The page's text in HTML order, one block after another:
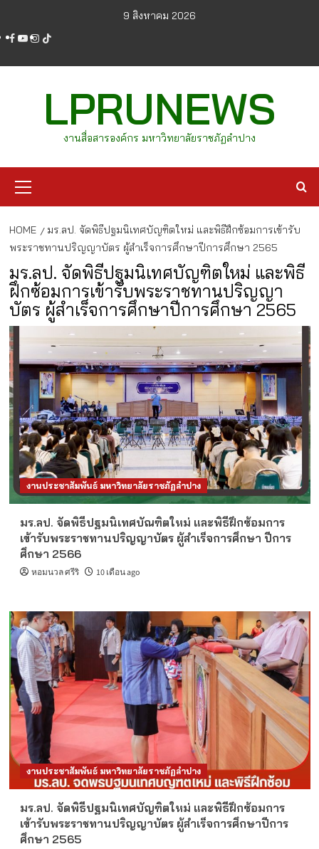
content
9 สิงหาคม 2026
facebook
youtube
instagram
tiktok
LPRUNEWS
งานสื่อสารองค์กร มหาวิทยาลัยราชภัฏลำปาง
Menu
HOME
มร.ลป. จัดพิธีปฐมนิเทศบัญฑิตใหม่ และพิธีฝึกซ้อมการเข้ารับ
พระราชทานปริญญาบัตร ผู้สำเร็จการศึกษาปีการศึกษา 2565
มร.ลป. จัดพิธีปฐมนิเทศบัญฑิตใหม่ และพิธี
ฝึกซ้อมการเข้ารับพระราชทานปริญญา
บัตร ผู้สำเร็จการศึกษาปีการศึกษา 2565
งานประชาสัมพันธ์ มหาวิทยาลัยราชภัฏลำปาง
มร.ลป. จัดพิธีปฐมนิเทศบัณฑิตใหม่ และพิธีฝึกซ้อมการ
เข้ารับพระราชทานปริญญาบัตร ผู้สำเร็จการศึกษา ปีการ
ศึกษา 2566
หอมนวล ศรีริ 10 เดือน ago
งานประชาสัมพันธ์ มหาวิทยาลัยราชภัฏลำปาง
มร.ลป. จัดพิธีปฐมนิเทศบัญฑิตใหม่ และพิธีฝึกซ้อมการ
เข้ารับพระราชทานปริญญาบัตร ผู้สำเร็จการศึกษาปีการ
ศึกษา 2565